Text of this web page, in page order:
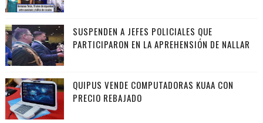
SUSPENDEN A JEFES POLICIALES QUE
PARTICIPARON EN LA APREHENSIÓN DE NALLAR
QUIPUS VENDE COMPUTADORAS KUAA CON
PRECIO REBAJADO